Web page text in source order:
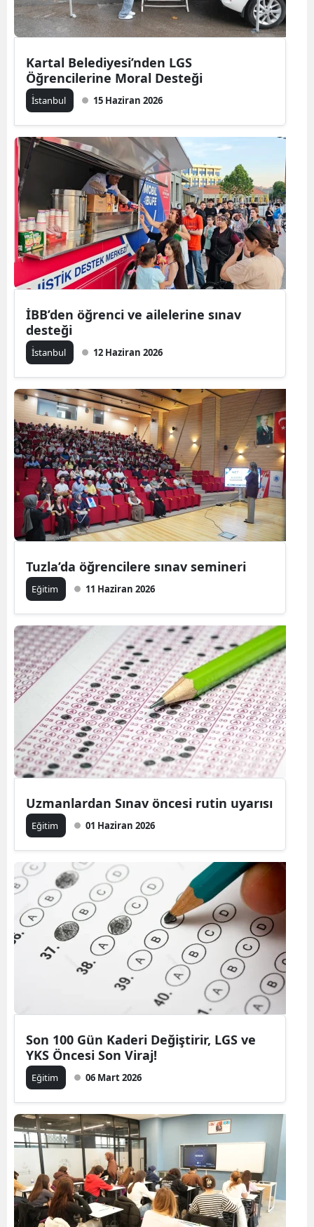
Kartal Belediyesi’nden LGS
Öğrencilerine Moral Desteği
İ̇stanbul 15 Haziran 2026
İBB’den öğrenci ve ailelerine sınav
desteği
İ̇stanbul 12 Haziran 2026
Tuzla’da öğrencilere sınav semineri
Eğitim 11 Haziran 2026
Uzmanlardan Sınav öncesi rutin uyarısı
Eğitim 01 Haziran 2026
Son 100 Gün Kaderi Değiştirir, LGS ve
YKS Öncesi Son Viraj!
Eğitim 06 Mart 2026